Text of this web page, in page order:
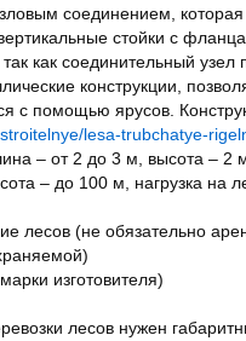
соединением, которая
стойки с
как соединительный узел
конструкции,
с помощью ярусов.
lesa-trubchatye-
– от 2 до 3 м, высота –
– до 100 м, нагрузка на
лесов (не обязательно
изготовителя)
лесов нужен